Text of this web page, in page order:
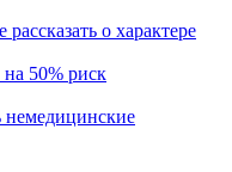
о характере
50% риск
немедицинские